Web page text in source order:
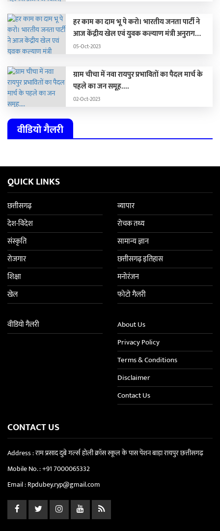
हर काम का दाम भू पे करो। भारतीय जनता पार्टी ने
आज केंद्रीय खेल एवं युवक कल्याण मंत्री अनुराग
ठाकुर की पत्रवार्ता में भ्रष्टाचार स्कैनर लॉन्च किया। इस
बीजेपी जन-जन तक पहुंचाएगी।
05-Oct-2023
ग्राम चीचा में नवा रायपुर प्रभावितों का पैदल मार्च के
पहले का जन समूह....
02-Oct-2023
वीडियो गैलरी
QUICK LINKS
छत्तीसगढ़
देश-विदेश
संस्कृति
रोजगार
शिक्षा
खेल
व्यापार
रोचक तथ्य
सामान्य ज्ञान
छत्तीसगढ़ इतिहास
मनोरंजन
फोटो गैलरी
वीडियो गैलरी
About Us
Privacy Policy
Terms & Conditions
Disclaimer
Contact Us
CONTACT US
Address : राम प्रसाद दुबे गर्ल्स होली क्रॉस स्कूल के पास पेंशन बाड़ा रायपुर छत्तीसगढ़
Mobile No. :+91 7000065332
Email :Rpdubey.ryp@gmail.com